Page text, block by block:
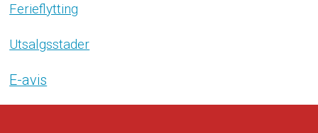
boblad
Ferieflytting
Utsalgsstader
E-avis